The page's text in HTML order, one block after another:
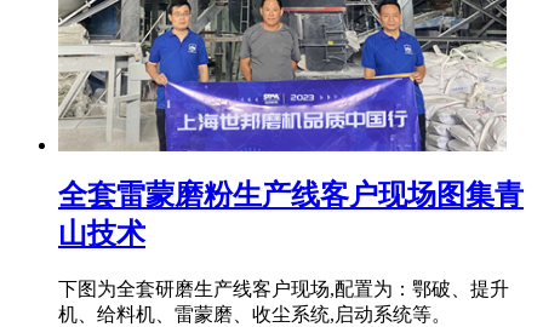
全套雷蒙磨粉生产线客户现场图集青
山技术
下图为全套研磨生产线客户现场,配置为：鄂破、提升
机、给料机、雷蒙磨、收尘系统,启动系统等。